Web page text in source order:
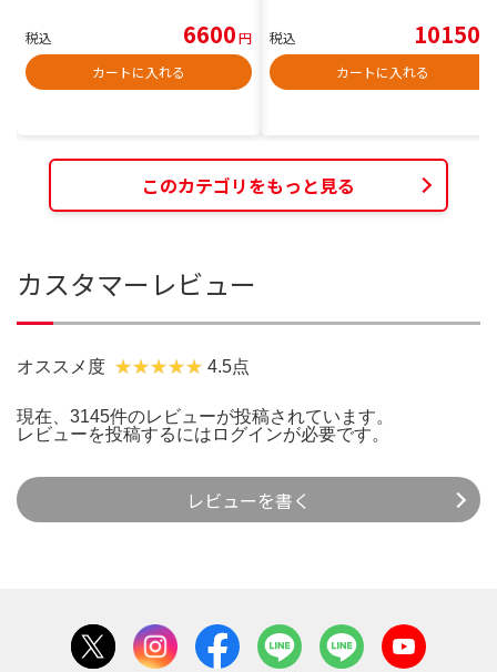
税込 6600円
カートに入れる
税込 10150
カートに入れる
このカテゴリをもっと見る
カスタマーレビュー
オススメ度 4.5点
現在、3145件のレビューが投稿されています。
レビューを投稿するには ログインが必要です。
レビューを書く